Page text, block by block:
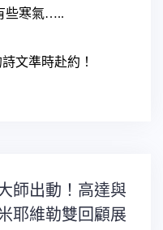
些寒氣…..
文準時赴約！
師出動！高達與
耶維勒雙回顧展